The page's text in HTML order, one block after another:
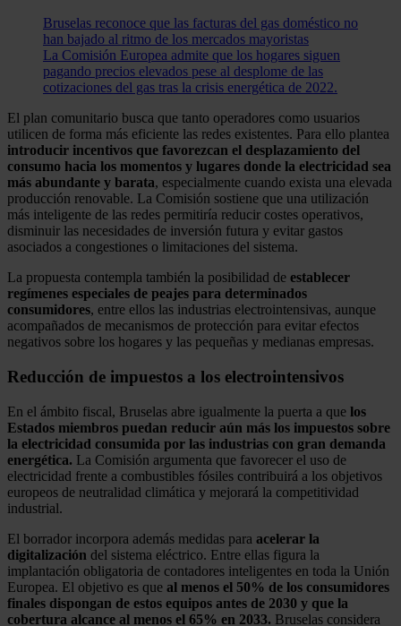
Bruselas reconoce que las facturas del gas doméstico no
han bajado al ritmo de los mercados mayoristas
La Comisión Europea admite que los hogares siguen
pagando precios elevados pese al desplome de las
cotizaciones del gas tras la crisis energética de 2022.
El plan comunitario busca que tanto operadores como usuarios
utilicen de forma más eficiente las redes existentes. Para ello plantea
introducir incentivos que favorezcan el desplazamiento del
consumo hacia los momentos y lugares donde la electricidad sea
más abundante y barata, especialmente cuando exista una elevada
producción renovable. La Comisión sostiene que una utilización
más inteligente de las redes permitiría reducir costes operativos,
disminuir las necesidades de inversión futura y evitar gastos
asociados a congestiones o limitaciones del sistema.
La propuesta contempla también la posibilidad de establecer
regímenes especiales de peajes para determinados
consumidores, entre ellos las industrias electrointensivas, aunque
acompañados de mecanismos de protección para evitar efectos
negativos sobre los hogares y las pequeñas y medianas empresas.
Reducción de impuestos a los electrointensivos
En el ámbito fiscal, Bruselas abre igualmente la puerta a que los
Estados miembros puedan reducir aún más los impuestos sobre
la electricidad consumida por las industrias con gran demanda
energética. La Comisión argumenta que favorecer el uso de
electricidad frente a combustibles fósiles contribuirá a los objetivos
europeos de neutralidad climática y mejorará la competitividad
industrial.
El borrador incorpora además medidas para acelerar la
digitalización del sistema eléctrico. Entre ellas figura la
implantación obligatoria de contadores inteligentes en toda la Unión
Europea. El objetivo es que al menos el 50% de los consumidores
finales dispongan de estos equipos antes de 2030 y que la
cobertura alcance al menos el 65% en 2033. Bruselas considera